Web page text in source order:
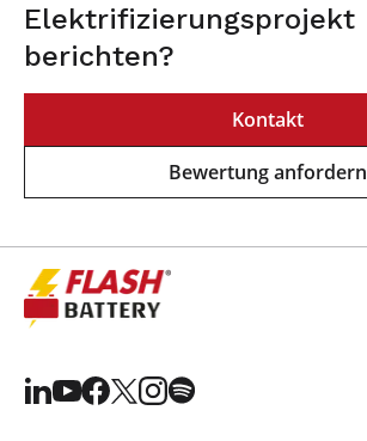
Elektrifizierungsprojekt
berichten?
Kontakt
Bewertung anfordern